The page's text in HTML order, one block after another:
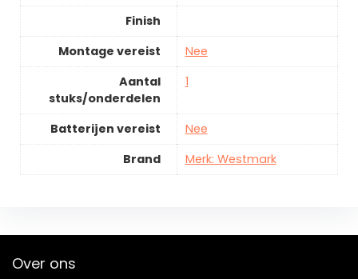
Finish
Montage vereist
Nee
Aantal
stuks/onderdelen
1
Batterijen vereist
Nee
Brand
Merk: Westmark
Over ons